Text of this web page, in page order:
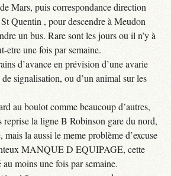
Mars, puis correspondance direction
Quentin , pour descendre à Meudon
un bus. Rare sont les jours ou il n’y à
etre une fois par semaine.
d’avance en prévision d’une avarie
signalisation, ou d’un animal sur les
au boulot comme beaucoup d’autres,
reprise la ligne B Robinson gare du nord,
la aussi le meme problème d’excuse
MANQUE D EQUIPAGE, cette
au moins une fois par semaine.